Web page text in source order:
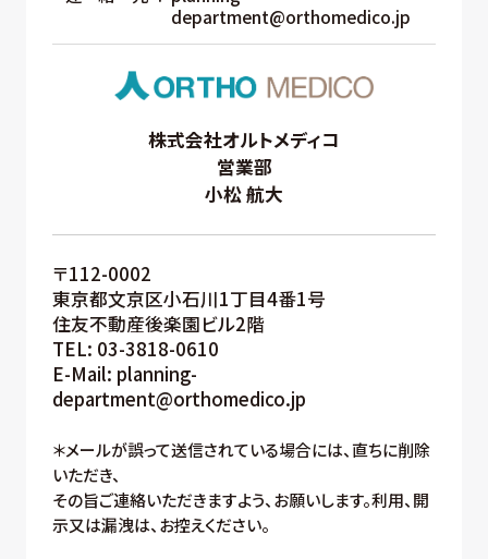
department@orthomedico.jp
株式会社オルトメディコ
営業部
小松 航大
〒112-0002
東京都文京区小石川1丁目4番1号
住友不動産後楽園ビル2階
TEL: 03-3818-0610
E-Mail: planning-
department@orthomedico.jp
＊メールが誤って送信されている場合には、直ちに削除
いただき、
その旨ご連絡いただきますよう、お願いします。利用、開
示又は漏洩は、お控えください。